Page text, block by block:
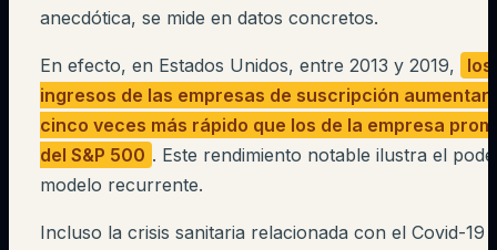
anecdótica, se mide en datos concretos.
En efecto, en Estados Unidos, entre 2013 y 2019,
los
ingresos de las empresas de suscripción
cinco veces más rápido que los de la empresa
del S&P 500 . Este rendimiento notable ilustra el
modelo recurrente.
Incluso la crisis sanitaria relacionada con el Covid-19